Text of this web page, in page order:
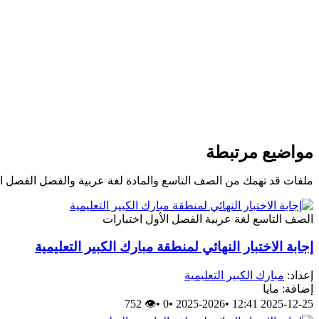
مواضيع مرتبطة
ملفات قد تهمك من الصف التاسع والمادة لغة عربية والفصل الفصل
الصف التاسع لغة عربية الفصل الأول اختبارات
إجابة الاختبار النهائي لمنطقة مبارك الكبير التعليمية
إعداد: مبارك الكبير التعليمية
إضافة: مايا
2025-12-25 12:41
•
2025-2026
•
0
•
👁 752